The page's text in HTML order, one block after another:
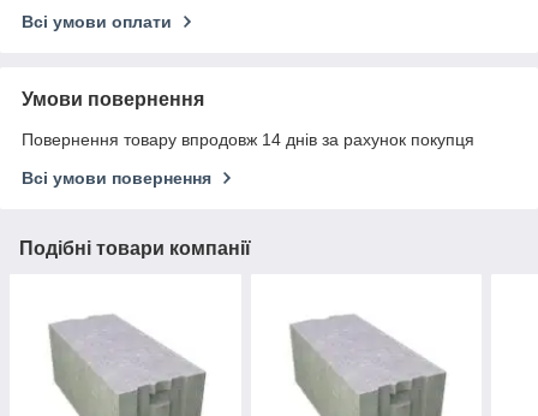
Всі умови оплати
Умови повернення
Повернення товару впродовж 14 днів за рахунок покупця
Всі умови повернення
Подібні товари компанії